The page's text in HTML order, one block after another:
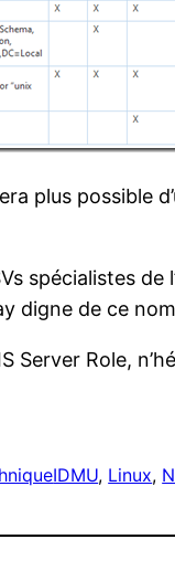
plus possible
spécialistes
digne de ce
Server Role,
IDMU, Linux,